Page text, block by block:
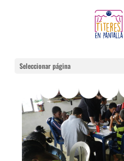
Seleccionar página